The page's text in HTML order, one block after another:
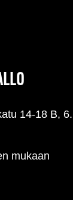
14-18 B,
mukaan